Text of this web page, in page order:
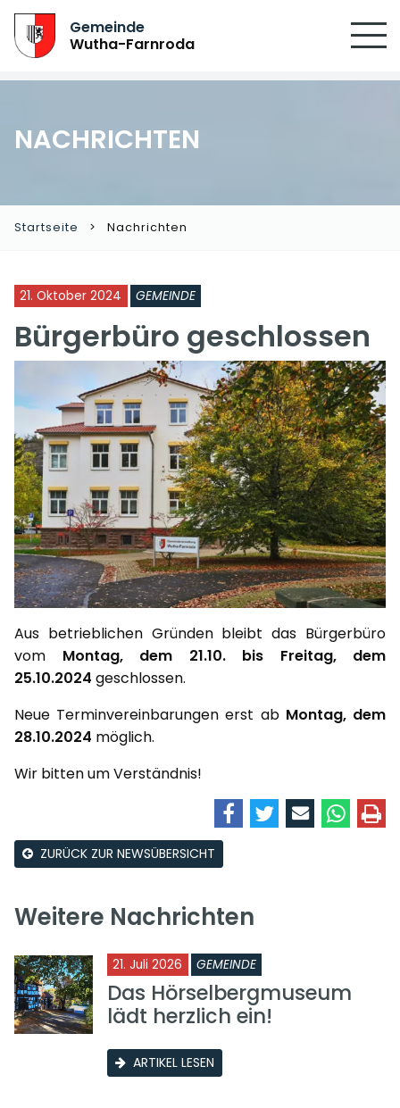
Gemeinde
Wutha-Farnroda
NACHRICHTEN
Startseite Nachrichten
21. Oktober 2024 GEMEINDE
Bürgerbüro geschlossen
Aus betrieblichen Gründen bleibt das Bürgerbüro
vom Montag, dem 21.10. bis Freitag, dem
25.10.2024 geschlossen.
Neue Terminvereinbarungen erst ab Montag, dem
28.10.2024 möglich.
Wir bitten um Verständnis!
ZURÜCK ZUR NEWSÜBERSICHT
Weitere Nachrichten
21. Juli 2026 GEMEINDE
Das Hörselbergmuseum
lädt herzlich ein!
ARTIKEL LESEN